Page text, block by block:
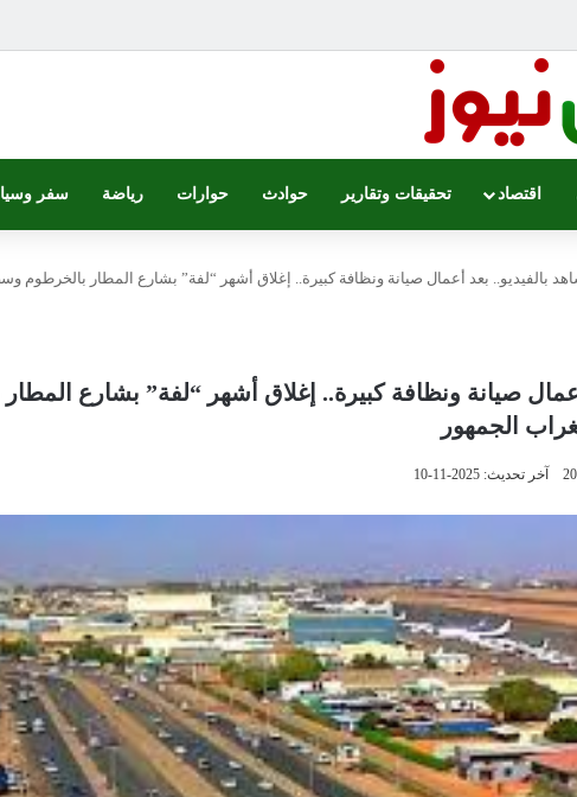
اقتصاد تحقيقات وتقارير حوادث حوارات رياضة سفر
بالفيديو.. بعد أعمال صيانة ونظافة كبيرة.. إغلاق أشهر “لفة” بشارع المطار بالخرطوم
صيانة ونظافة كبيرة.. إغلاق أشهر “لفة” بشارع
الجمهور
آخر تحديث: 2025-11-10